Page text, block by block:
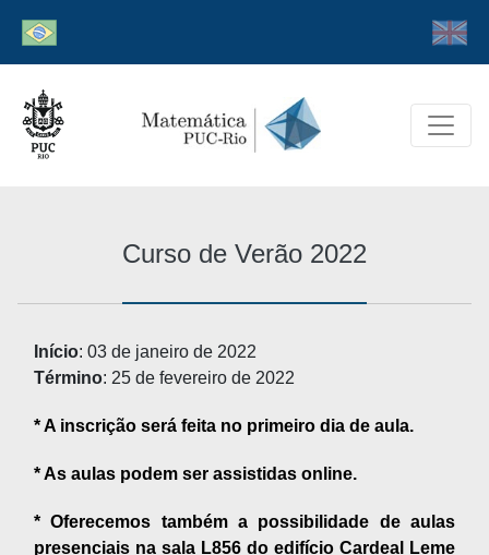
Curso de Verão 2022
Início: 03 de janeiro de 2022
Término: 25 de fevereiro de 2022
* A inscrição será feita no primeiro dia de aula.
* As aulas podem ser assistidas online.
* Oferecemos também a possibilidade de aulas
presenciais na sala L856 do edifício Cardeal Leme